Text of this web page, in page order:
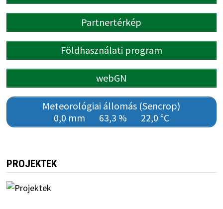
Partnertérkép
Földhasználati program
webGN
Meteorológiai állomás (Sencrop)
0,0 mm
63,3 % 22,0 °C
PROJEKTEK